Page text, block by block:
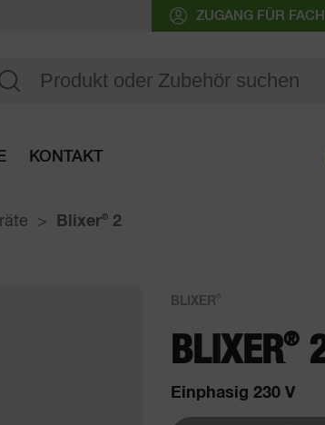
ZUGANG FÜR
KONTAKT
Blixer® 2
BLIXER
BLIXER®
Einphasig 230 V
Auswahlhilfe